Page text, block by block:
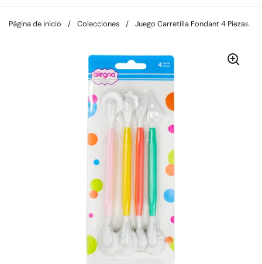
Página de inicio / Colecciones / Juego Carretilla Fondant 4 Piezas.